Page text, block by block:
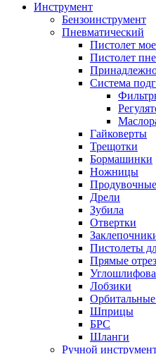
Инструмент
Бензоинструмент
Пневматический
Пистолет
Пистолет
Система
Гайковерты
Трещотки
Бормашинки
Ножницы
Дрели
Зубила
Отвертки
Пистолеты
Прямые
Лобзики
Шприцы
БРС
Шланги
Ручной